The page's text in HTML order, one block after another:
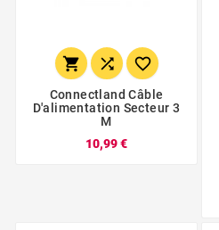
  
Connectland Câble
D'alimentation Secteur 3
M
10,99 €